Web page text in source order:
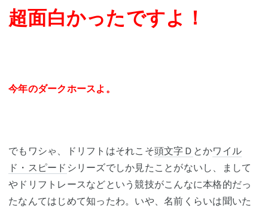
超面白かったですよ！
今年のダークホースよ。
でもワシゃ、ドリフトはそれこそ頭文字Ｄ とかワイル
ド・スピード シリーズでしか見たことがないし、まして
やドリフトレースなどという競技がこんなに本格的だっ
たなんてはじめて知ったわ。いや、名前くらいは聞いた